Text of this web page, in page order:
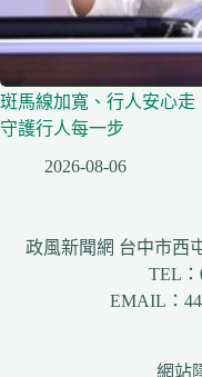
斑馬線加寬、行人安心
守護行人每一步
2026-08-06
政風新聞網 台中市西
TEL：
EMAIL：
網站